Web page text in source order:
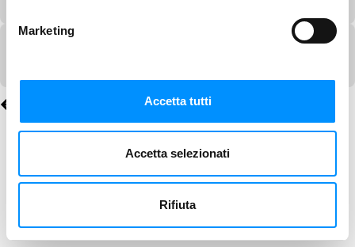
Marketing
Accetta tutti
Accetta selezionati
Rifiuta